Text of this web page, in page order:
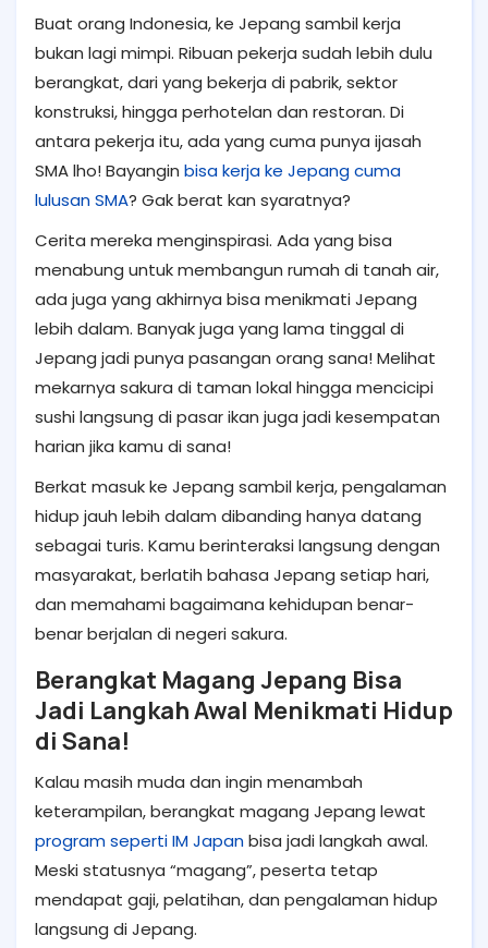
Buat orang Indonesia, ke Jepang sambil kerja
bukan lagi mimpi. Ribuan pekerja sudah lebih dulu
berangkat, dari yang bekerja di pabrik, sektor
konstruksi, hingga perhotelan dan restoran. Di
antara pekerja itu, ada yang cuma punya ijasah
SMA lho! Bayangin bisa kerja ke Jepang cuma
lulusan SMA? Gak berat kan syaratnya?
Cerita mereka menginspirasi. Ada yang bisa
menabung untuk membangun rumah di tanah air,
ada juga yang akhirnya bisa menikmati Jepang
lebih dalam. Banyak juga yang lama tinggal di
Jepang jadi punya pasangan orang sana! Melihat
mekarnya sakura di taman lokal hingga mencicipi
sushi langsung di pasar ikan juga jadi kesempatan
harian jika kamu di sana!
Berkat masuk ke Jepang sambil kerja, pengalaman
hidup jauh lebih dalam dibanding hanya datang
sebagai turis. Kamu berinteraksi langsung dengan
masyarakat, berlatih bahasa Jepang setiap hari,
dan memahami bagaimana kehidupan benar-
benar berjalan di negeri sakura.
Berangkat Magang Jepang Bisa
Jadi Langkah Awal Menikmati Hidup
di Sana!
Kalau masih muda dan ingin menambah
keterampilan, berangkat magang Jepang lewat
program seperti IM Japanbisa jadi langkah awal.
Meski statusnya “magang”, peserta tetap
mendapat gaji, pelatihan, dan pengalaman hidup
langsung di Jepang.